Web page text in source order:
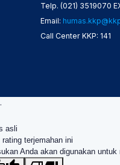
Telp. (021) 3519070
Email:
Call Center KKP: 141
.
asli
rating terjemahan ini
Anda akan digunakan